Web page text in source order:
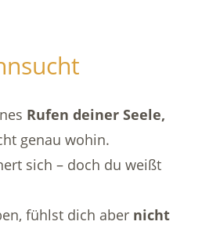
Rufen deiner Seele,
genau wohin.
sich – doch du weißt
fühlst dich aber nicht